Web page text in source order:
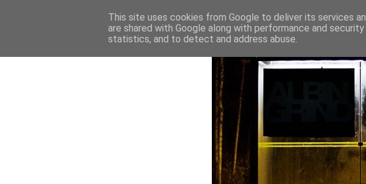
This site uses cookies from Google to deliver its services
are shared with Google along with performance and
statistics, and to detect and address abuse.